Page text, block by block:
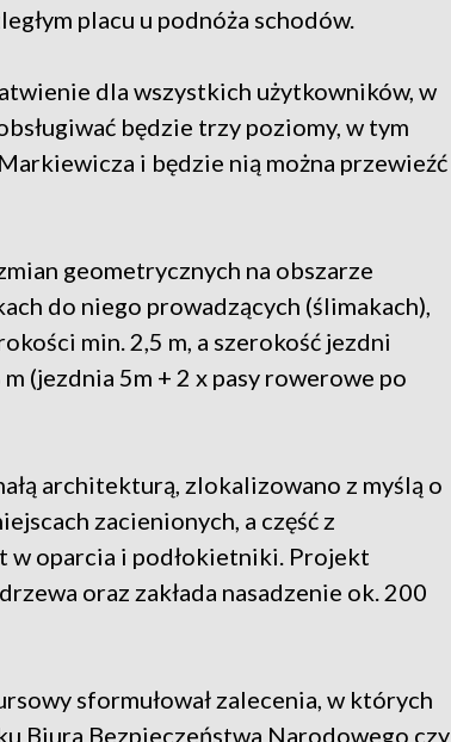
placu u podnóża schodów.
dla wszystkich użytkowników, w
będzie trzy poziomy, w tym
i będzie nią można przewieźć
geometrycznych na obszarze
do niego prowadzących (ślimakach),
min. 2,5 m, a szerokość jezdni
(jezdnia 5m + 2 x pasy rowerowe po
architekturą, zlokalizowano z myślą o
zacienionych, a część z
w oparcia i podłokietniki. Projekt
oraz zakłada nasadzenie ok. 200
sformułował zalecenia, w których
Biura Bezpieczeństwa Narodowego czy